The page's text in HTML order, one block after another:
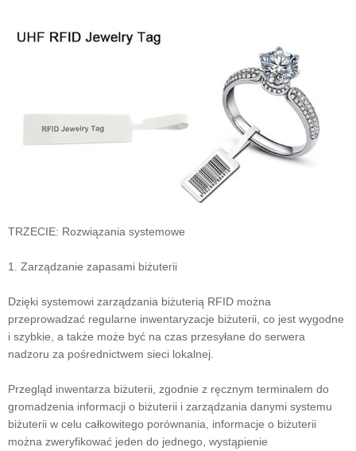
TRZECIE: Rozwiązania systemowe
1. Zarządzanie zapasami biżuterii
Dzięki systemowi zarządzania biżuterią RFID można
przeprowadzać regularne inwentaryzacje biżuterii, co jest wygodne
i szybkie, a także może być na czas przesyłane do serwera
nadzoru za pośrednictwem sieci lokalnej.
Przegląd inwentarza biżuterii, zgodnie z ręcznym terminalem do
gromadzenia informacji o biżuterii i zarządzania danymi systemu
biżuterii w celu całkowitego porównania, informacje o biżuterii
można zweryfikować jeden do jednego, wystąpienie